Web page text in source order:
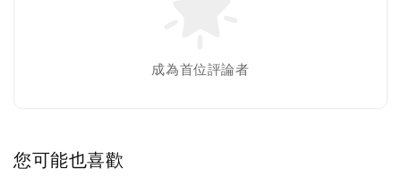
成為首位評論者
您可能也喜歡